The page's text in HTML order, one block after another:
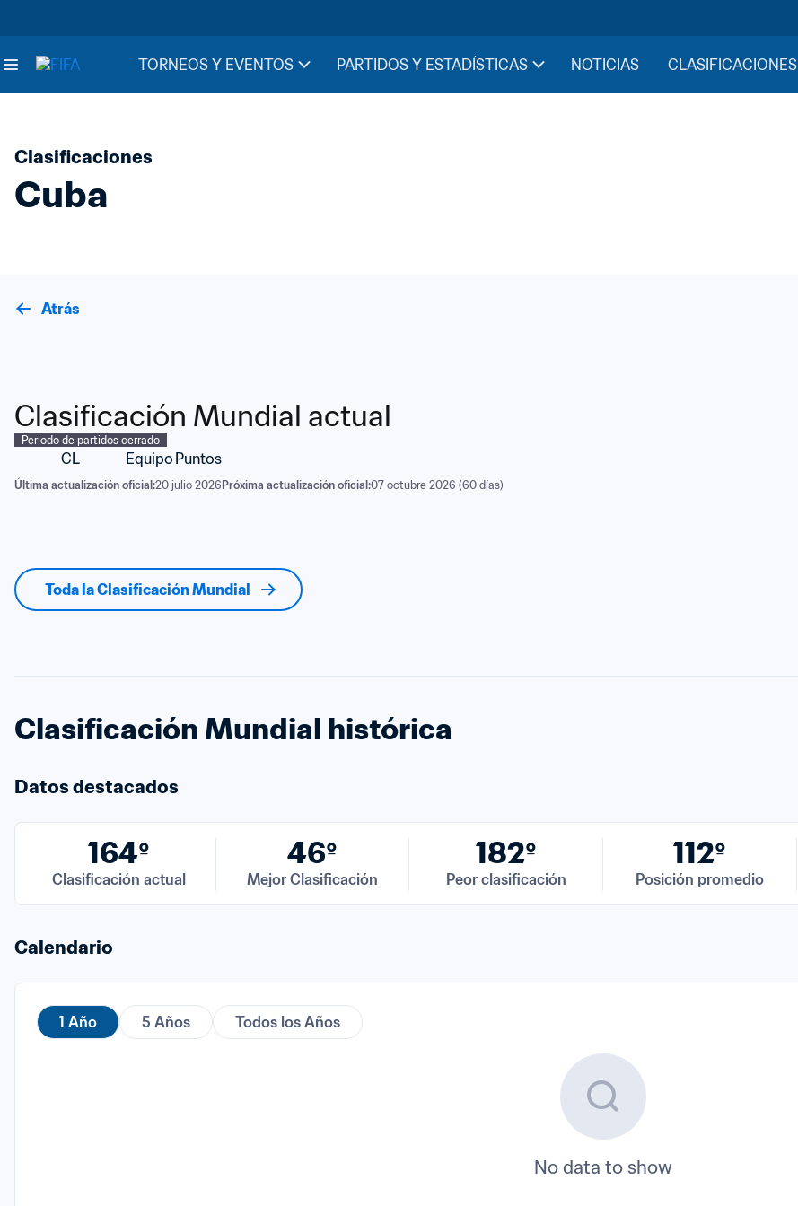
TORNEOS Y EVENTOS PARTIDOS Y ESTADÍSTICAS NOTICIAS CLASIFICACIONES
Clasificaciones
Cuba
Atrás
Clasificación Mundial actual
Periodo de partidos cerrado
CL Equipo Puntos
Última actualización oficial:20 julio 2026 Próxima actualización oficial:07 octubre 2026 (60 días)
Toda la Clasificación Mundial
Clasificación Mundial histórica
Datos destacados
164º
Clasificación actual
46º
Mejor Clasificación
182º
Peor clasificación
112º
Posición promedio
Calendario
1 Año 5 Años Todos los Años
No data to show